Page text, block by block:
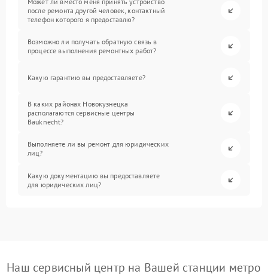
после ремонта другой человек, контактный
телефон которого я предоставлю?
Возможно ли получать обратную связь в
процессе выполнения ремонтных работ?
Какую гарантию вы предоставляете?
В каких районах Новокузнецка
располагаются сервисные центры
Bauknecht?
Выполняете ли вы ремонт для юридических
лиц?
Какую документацию вы предоставляете
для юридических лиц?
Наш сервисный центр на Вашей станции метро